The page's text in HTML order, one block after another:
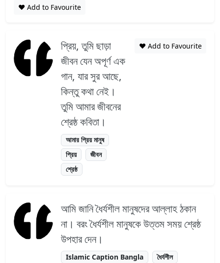
❤️ Add to Favourite
প্রিয়, তুমি ছাড়া
জীবন যেন অপূর্ণ এক
গান, যার সুর আছে,
কিন্তু কথা নেই।
তুমি আমার জীবনের
শ্রেষ্ঠ কবিতা।
আমার প্রিয় মানুষ
প্রিয়
জীবন
শ্রেষ্ঠ
❤️ Add to Favourite
আমি জানি ধৈর্যশীল মানুষদের আল্লাহ ঠকান
না। বরং ধৈর্যশীল মানুষকে উত্তম সময় শ্রেষ্ঠ
উপহার দেন।
Islamic Caption Bangla ধৈর্যশীল